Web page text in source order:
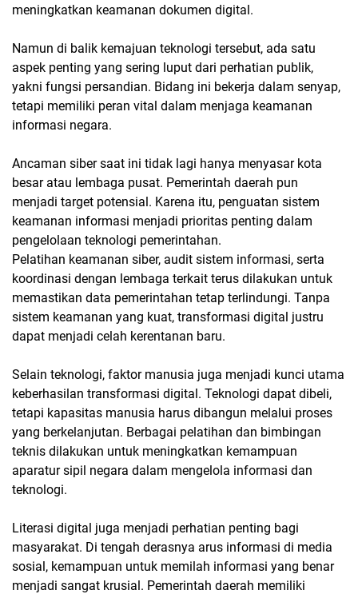
meningkatkan keamanan dokumen digital.
Namun di balik kemajuan teknologi tersebut, ada satu
aspek penting yang sering luput dari perhatian publik,
yakni fungsi persandian. Bidang ini bekerja dalam senyap,
tetapi memiliki peran vital dalam menjaga keamanan
informasi negara.
Ancaman siber saat ini tidak lagi hanya menyasar kota
besar atau lembaga pusat. Pemerintah daerah pun
menjadi target potensial. Karena itu, penguatan sistem
keamanan informasi menjadi prioritas penting dalam
pengelolaan teknologi pemerintahan.
Pelatihan keamanan siber, audit sistem informasi, serta
koordinasi dengan lembaga terkait terus dilakukan untuk
memastikan data pemerintahan tetap terlindungi. Tanpa
sistem keamanan yang kuat, transformasi digital justru
dapat menjadi celah kerentanan baru.
Selain teknologi, faktor manusia juga menjadi kunci utama
keberhasilan transformasi digital. Teknologi dapat dibeli,
tetapi kapasitas manusia harus dibangun melalui proses
yang berkelanjutan. Berbagai pelatihan dan bimbingan
teknis dilakukan untuk meningkatkan kemampuan
aparatur sipil negara dalam mengelola informasi dan
teknologi.
Literasi digital juga menjadi perhatian penting bagi
masyarakat. Di tengah derasnya arus informasi di media
sosial, kemampuan untuk memilah informasi yang benar
menjadi sangat krusial. Pemerintah daerah memiliki